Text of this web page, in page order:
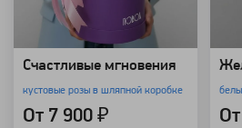
Счастливые мгновения
кустовые розы в шляпной коробке
От 7 900 ₽